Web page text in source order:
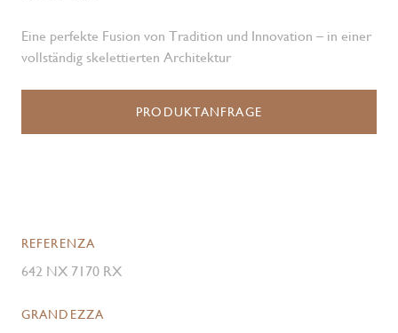
Eine perfekte Fusion von Tradition und Innovation – in einer
vollständig skelettierten Architektur
PRODUKTANFRAGE
REFERENZA
642 NX 7170 RX
GRANDEZZA